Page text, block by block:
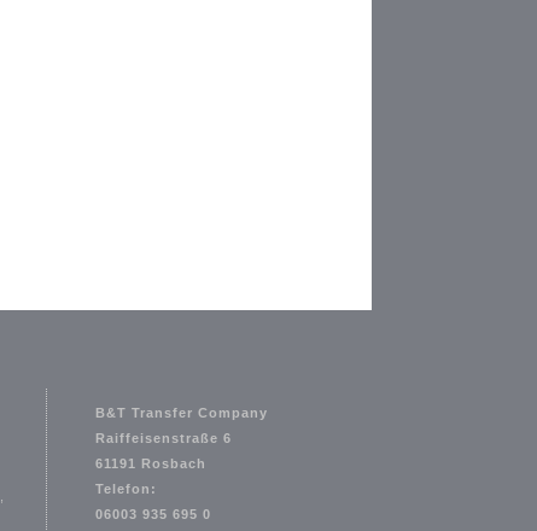
B&T Transfer Company
Raiffeisenstraße 6
61191 Rosbach
Telefon:
06003 935 695 0